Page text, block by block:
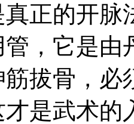
正的开脉
，它是由
拔骨，必
是武术